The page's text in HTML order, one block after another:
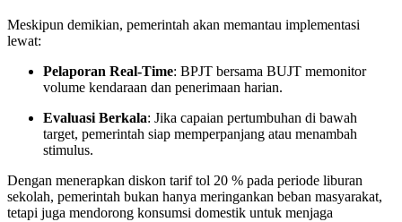
Meskipun demikian, pemerintah akan memantau implementasi
lewat:
Pelaporan Real-Time: BPJT bersama BUJT memonitor
volume kendaraan dan penerimaan harian.
Evaluasi Berkala: Jika capaian pertumbuhan di bawah
target, pemerintah siap memperpanjang atau menambah
stimulus.
Dengan menerapkan diskon tarif tol 20 % pada periode liburan
sekolah, pemerintah bukan hanya meringankan beban masyarakat,
tetapi juga mendorong konsumsi domestik untuk menjaga